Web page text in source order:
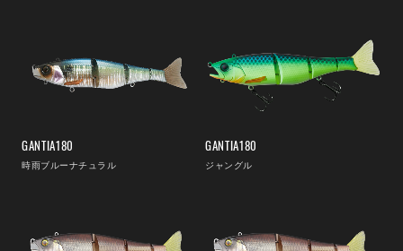
GANTIA180
時雨ブルーナチュラル
GANTIA180
ジャングル